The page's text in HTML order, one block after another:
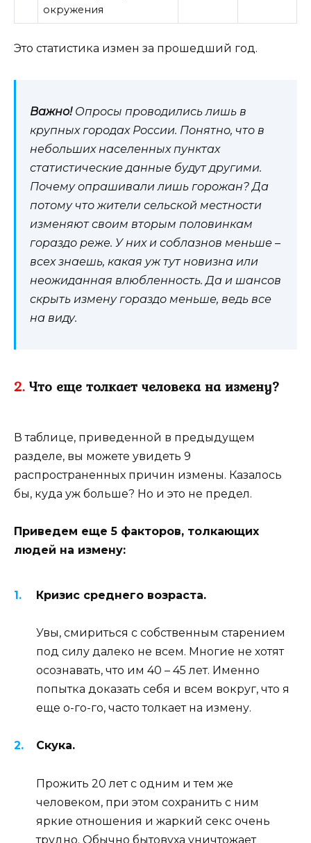
окружения
Это статистика измен за прошедший год.
Важно!Опросы проводились лишь в
крупных городах России. Понятно, что в
небольших населенных пунктах
статистические данные будут другими.
Почему опрашивали лишь горожан? Да
потому что жители сельской местности
изменяют своим вторым половинкам
гораздо реже. У них и соблазнов меньше –
всех знаешь, какая уж тут новизна или
неожиданная влюбленность. Да и шансов
скрыть измену гораздо меньше, ведь все
на виду.
2. Что еще толкает человека на измену?
В таблице, приведенной в предыдущем
разделе, вы можете увидеть 9
распространенных причин измены. Казалось
бы, куда уж больше? Но и это не предел.
Приведем еще 5 факторов, толкающих
людей на измену:
Кризис среднего возраста.
Увы, смириться с собственным старением
под силу далеко не всем. Многие не хотят
осознавать, что им 40 – 45 лет. Именно
попытка доказать себя и всем вокруг, что я
еще о-го-го, часто толкает на измену.
Скука.
Прожить 20 лет с одним и тем же
человеком, при этом сохранить с ним
яркие отношения и жаркий секс очень
трудно. Обычно бытовуха уничтожает